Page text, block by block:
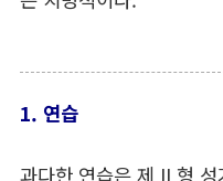
1. 연습
과다한 연습은 제 II 형